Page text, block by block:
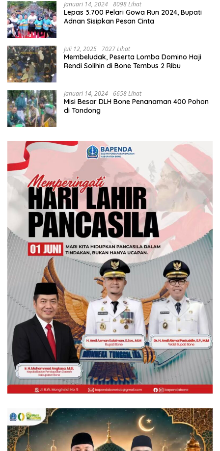
Januari 14, 2024 8098 Lihat
Lepas 3.700 Pelari Gowa Run 2024, Bupati
Adnan Sisipkan Pesan Cinta
Juli 12, 2025 7027 Lihat
Membeludak, Peserta Lomba Domino Haji
Rendi Solihin di Bone Tembus 2 Ribu
Januari 14, 2024 6658 Lihat
Misi Besar DLH Bone Penanaman 400 Pohon
di Tondong